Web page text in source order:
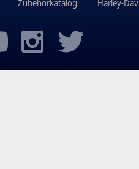
Zubehörkatalog
Harley-